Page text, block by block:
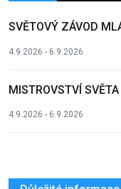
SVĚTOVÝ ZÁVOD
4.9.2026 - 6.9.2026
MISTROVSTVÍ
4.9.2026 - 6.9.2026